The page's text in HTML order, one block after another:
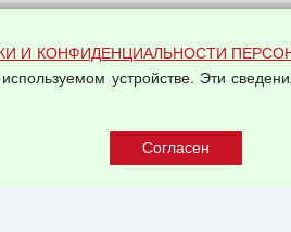
Оплата и
И КОНФИДЕНЦИАЛЬНОСТИ
устройстве. Эти